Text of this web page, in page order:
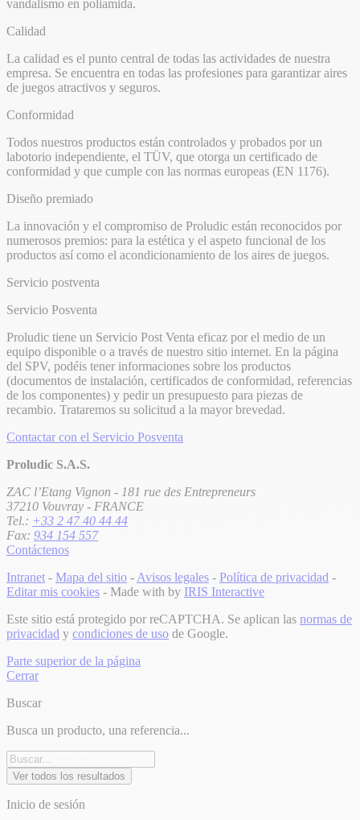
vandalismo en poliamida.
Calidad
La calidad es el punto central de todas las actividades de nuestra
empresa. Se encuentra en todas las profesiones para garantizar aires
de juegos atractivos y seguros.
Conformidad
Todos nuestros productos están controlados y probados por un
labotorio independiente, el TÜV, que otorga un certificado de
conformidad y que cumple con las normas europeas (EN 1176).
Diseño premiado
La innovación y el compromiso de Proludic están reconocidos por
numerosos premios: para la estética y el aspeto funcional de los
productos así como el acondicionamiento de los aires de juegos.
Servicio postventa
Servicio Posventa
Proludic tiene un Servicio Post Venta eficaz por el medio de un
equipo disponible o a través de nuestro sitio internet. En la página
del SPV, podéis tener informaciones sobre los productos
(documentos de instalación, certificados de conformidad, referencias
de los componentes) y pedir un presupuesto para piezas de
recambio. Trataremos su solicitud a la mayor brevedad.
Contactar con el Servicio Posventa
Proludic S.A.S.
ZAC l’Etang Vignon - 181 rue des Entrepreneurs
37210 Vouvray - FRANCE
Tel.: +33 2 47 40 44 44
Fax: 934 154 557
Contáctenos
Intranet - Mapa del sitio - Avisos legales - Política de privacidad -
Editar mis cookies - Made with by IRIS Interactive
Este sitio está protegido por reCAPTCHA. Se aplican las normas de
privacidad y condiciones de uso de Google.
Parte superior de la página
Cerrar
Buscar
Busca un producto, una referencia...
Ver todos los resultados
Inicio de sesión